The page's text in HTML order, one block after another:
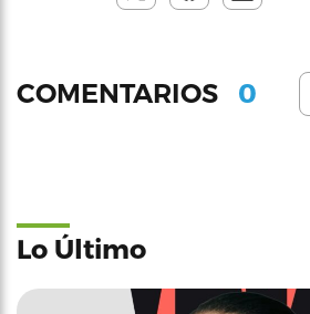
COMENTARIOS 0
Lo Último